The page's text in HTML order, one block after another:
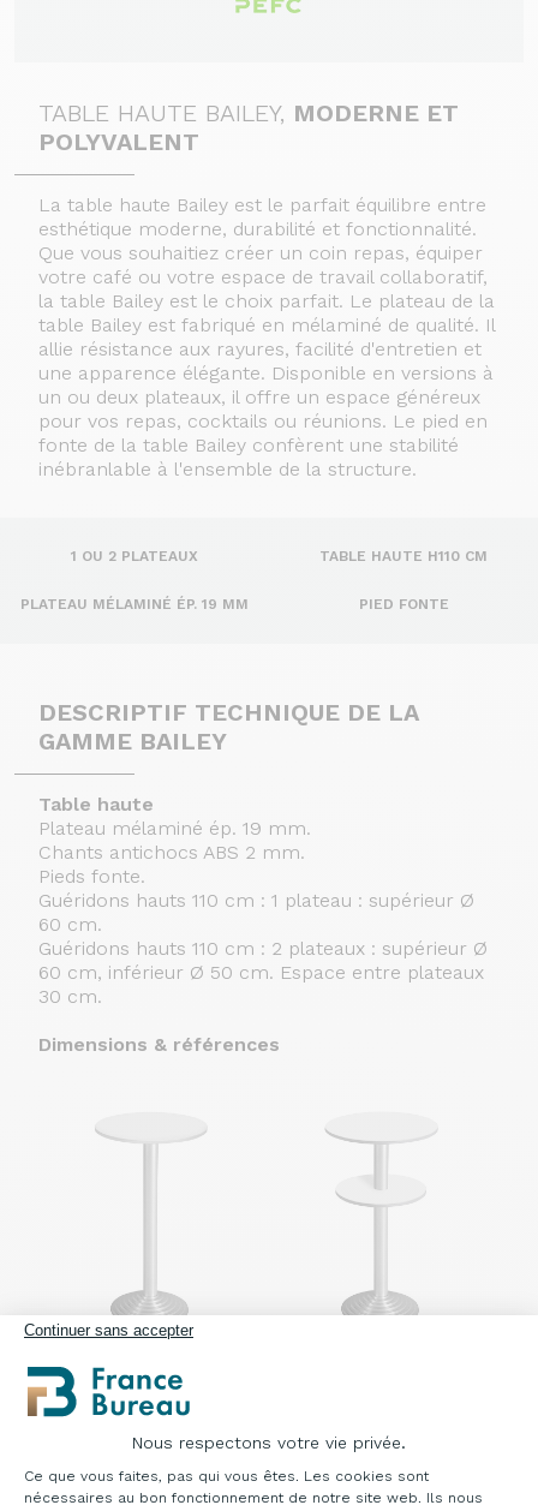
Continuer sans accepter
Nous respectons votre vie privée.
Plateforme de Gestion du Consentement :
Ce que vous faites, pas qui vous êtes. Les cookies sont
nécessaires au bon fonctionnement de notre site web. Ils nous
TABLE HAUTE BAILEY, MODERNE ET
POLYVALENT
La table haute Bailey est le parfait équilibre entre
esthétique moderne, durabilité et fonctionnalité.
Que vous souhaitiez créer un coin repas, équiper
votre café ou votre espace de travail collaboratif,
la table Bailey est le choix parfait. Le plateau de la
table Bailey est fabriqué en mélaminé de qualité. Il
allie résistance aux rayures, facilité d'entretien et
une apparence élégante. Disponible en versions à
un ou deux plateaux, il offre un espace généreux
pour vos repas, cocktails ou réunions. Le pied en
fonte de la table Bailey confèrent une stabilité
inébranlable à l'ensemble de la structure.
1 OU 2 PLATEAUX TABLE HAUTE H110 CM
PLATEAU MÉLAMINÉ ÉP. 19 MM PIED FONTE
DESCRIPTIF TECHNIQUE DE LA
GAMME BAILEY
Table haute
Plateau mélaminé ép. 19 mm.
Chants antichocs ABS 2 mm.
Pieds fonte.
Guéridons hauts 110 cm : 1 plateau : supérieur Ø
60 cm.
Guéridons hauts 110 cm : 2 plateaux : supérieur Ø
60 cm, inférieur Ø 50 cm. Espace entre plateaux
30 cm.
Dimensions & références
Table haute 1
plateau
: 60000
: 60001